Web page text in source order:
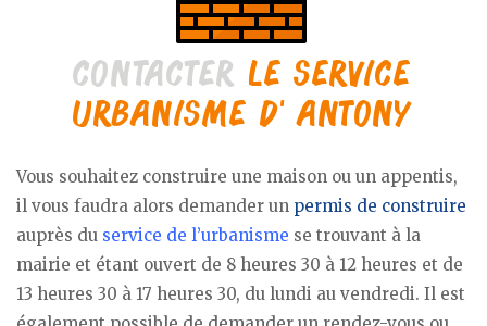
Vous souhaitez construire une maison ou un appentis,
il vous faudra alors demander un permis de construire
auprès du service de l’urbanisme se trouvant à la
mairie et étant ouvert de 8 heures 30 à 12 heures et de
13 heures 30 à 17 heures 30, du lundi au vendredi. Il est